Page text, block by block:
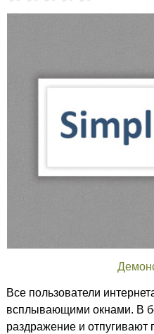
Все пользователи
всплывающими окнами. В
раздражение и отпугивают